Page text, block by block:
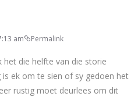
am Permalink
het die helfte van die storie
is ek om te sien of sy gedoen het
rustig moet deurlees om dit